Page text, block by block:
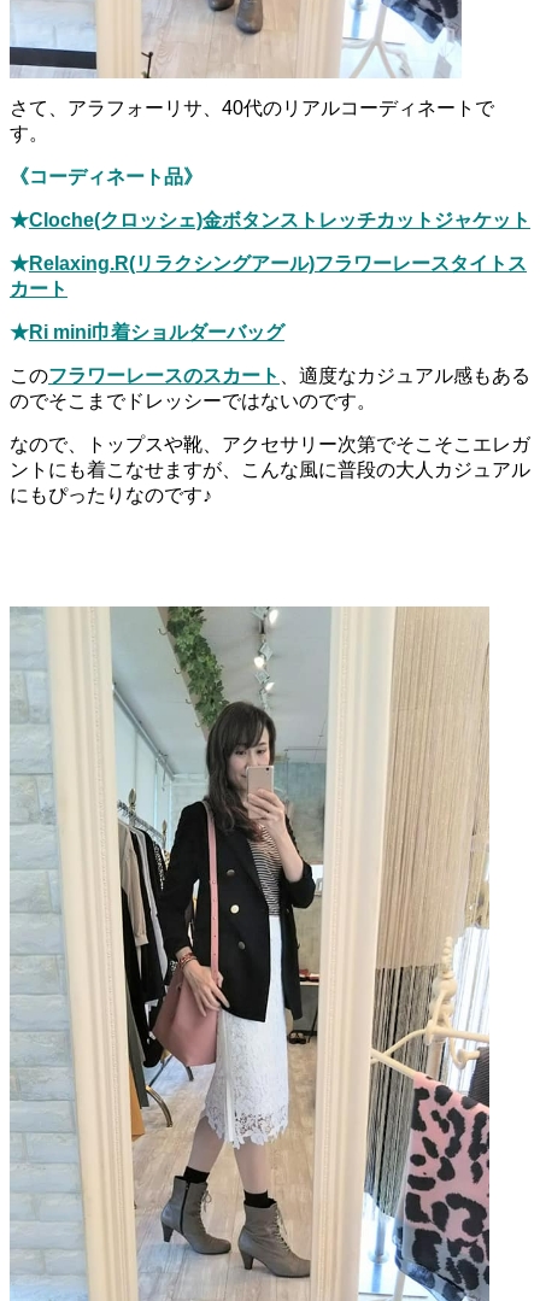
さて、アラフォーリサ、40代のリアルコーディネートで
す。
《コーディネート品》
★Cloche(クロッシェ)金ボタンストレッチカットジャケット
★Relaxing.R(リラクシングアール)フラワーレースタイトス
カート
★Ri mini巾着ショルダーバッグ
このフラワーレースのスカート
、適度なカジュアル感もある
のでそこまでドレッシーではないのです。
なので、トップスや靴、アクセサリー次第でそこそこエレガ
ントにも着こなせますが、こんな風に普段の大人カジュアル
にもぴったりなのです♪